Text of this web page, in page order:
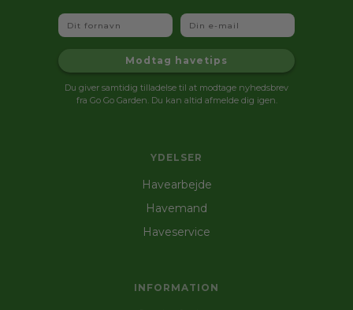
YDELSER
Havearbejde
Havemand
Haveservice
INFORMATION
Fornavn Email
Modtag havetips
Du giver samtidig tilladelse til at modtage nyhedsbrev
fra Go Go Garden. Du kan altid afmelde dig igen.